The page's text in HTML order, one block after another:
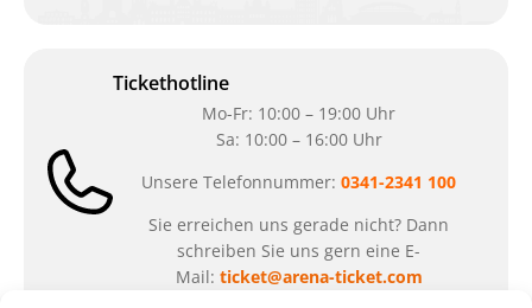
Tickethotline
Mo-Fr: 10:00 – 19:00 Uhr
Sa: 10:00 – 16:00 Uhr
Unsere Telefonnummer: 0341-2341 100
Sie erreichen uns gerade nicht? Dann
schreiben Sie uns gern eine E-
Mail: ticket@arena-ticket.com